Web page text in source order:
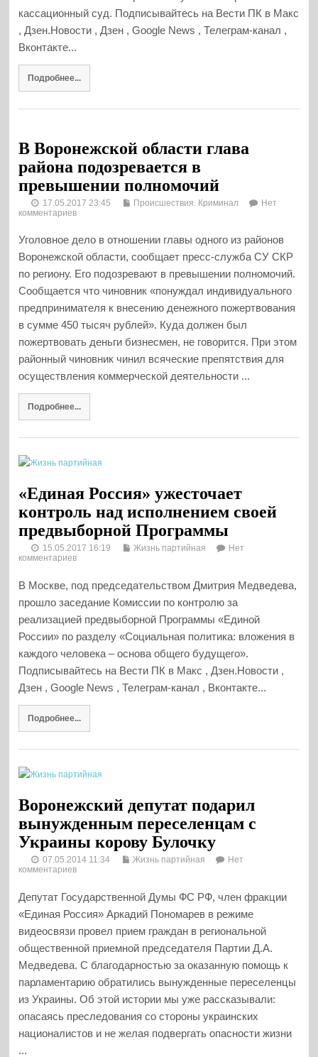
кассационный суд. Подписывайтесь на Вести ПК в Макс
, Дзен.Новости , Дзен , Google News , Телеграм-канал ,
Вконтакте...
Подробнее...
В Воронежской области глава
района подозревается в
превышении полномочий
17.05.2017 23:45 Происшествия. Криминал
Нет
комментариев
Уголовное дело в отношении главы одного из районов
Воронежской области, сообщает пресс-служба СУ СКР
по региону. Его подозревают в превышении полномочий.
Сообщается что чиновник «понуждал индивидуального
предпринимателя к внесению денежного пожертвования
в сумме 450 тысяч рублей». Куда должен был
пожертвовать деньги бизнесмен, не говорится. При этом
районный чиновник чинил всяческие препятствия для
осуществления коммерческой деятельности ...
Подробнее...
«Единая Россия» ужесточает
контроль над исполнением своей
предвыборной Программы
15.05.2017 16:19 Жизнь партийная
Нет
комментариев
В Москве, под председательством Дмитрия Медведева,
прошло заседание Комиссии по контролю за
реализацией предвыборной Программы «Единой
России» по разделу «Социальная политика: вложения в
каждого человека – основа общего будущего».
Подписывайтесь на Вести ПК в Макс , Дзен.Новости ,
Дзен , Google News , Телеграм-канал , Вконтакте...
Подробнее...
Воронежский депутат подарил
вынужденным переселенцам с
Украины корову Булочку
07.05.2014 11:34 Жизнь партийная
Нет
комментариев
Депутат Государственной Думы ФС РФ, член фракции
«Единая Россия» Аркадий Пономарев в режиме
видеосвязи провел прием граждан в региональной
общественной приемной председателя Партии Д.А.
Медведева. С благодарностью за оказанную помощь к
парламентарию обратились вынужденные переселенцы
из Украины. Об этой истории мы уже рассказывали:
опасаясь преследования со стороны украинских
националистов и не желая подвергать опасности жизни
...